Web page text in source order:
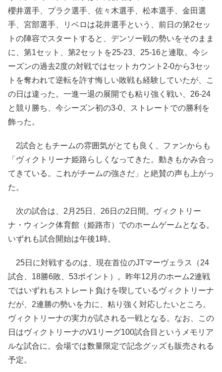
櫻井選手、プラク選手、佐々木選手、松本選手、金田選
手、宮部選手、リベロは花井選手という、前日の第2セッ
トの陣容でスタートすると、デンソー戦の勢いをそのまま
に、第1セット、第2セットを25-23、25-16と連取。今シ
ーズンの過去2度の対戦ではセットカウント2-0から3セッ
トを奪われて逆転を許す悔しい敗戦も経験していたが、こ
の日は違った。一進一退の展開でも粘り強く戦い、26-24
と競り勝ち、今シーズン初の3-0、ストレートでの勝利を
飾った。
2試合ともチームの雰囲気がとても良く、ファンからも
「ヴィクトリーナ姫路らしくなってきた。動きもかみ合っ
てきている。これがチームの強さだ」と絶賛の声も上がっ
た。
次の試合は、2月25日、26日の2日間。ヴィクトリー
ナ・ウィンク体育館（姫路市）でのホームゲームとなる。
いずれも試合開始は午後1時。
25日に対戦するのは、現在首位のJTマーヴェラス（24
試合、18勝6敗、53ポイント）。昨年12月のホーム2連戦
ではいずれもストレート負けを喫しているヴィクトリーナ
だが、2連勝の勢いを力に、粘り強く対応したいところ。
ヴィクトリーナの実力が試される一戦となる。なお、この
日はヴィクトリーナのV1リーグ100試合目というメモリア
ルな試合に。会場では数量限定で記念グッズも販売される
予定。